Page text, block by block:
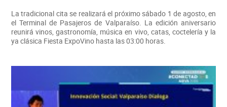
La tradicional cita se realizará el próximo sábado 1 de agosto, en
el Terminal de Pasajeros de Valparaíso. La edición aniversario
reunirá vinos, gastronomía, música en vivo, catas, coctelería y la
ya clásica Fiesta ExpoVino hasta las 03:00 horas.